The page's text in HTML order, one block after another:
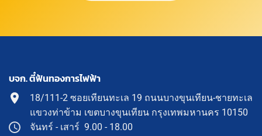
บจก. ตี๋ฟันทองการไฟฟ้า
18/111-2 ซอยเทียนทะเล 19 ถนนบางขุนเทียน-ชายทะเล
แขวงท่าข้าม เขตบางขุนเทียน กรุงเทพมหานคร 10150
จันทร์ - เสาร์ 9.00 - 18.00